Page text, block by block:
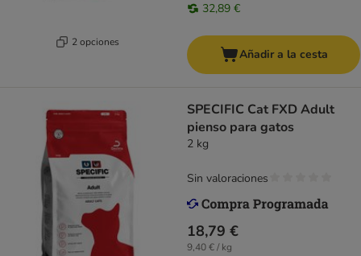
2 opciones
32,89 €
Añadir a la cesta
SPECIFIC Cat FXD Adult
pienso para gatos
2 kg
18,79 €
9,40 € / kg
Sin valoraciones